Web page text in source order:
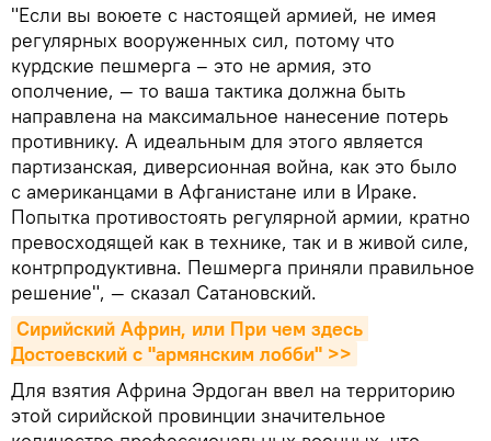
"Если вы воюете с настоящей армией, не имея
регулярных вооруженных сил, потому что
курдские пешмерга – это не армия, это
ополчение, — то ваша тактика должна быть
направлена на максимальное нанесение потерь
противнику. А идеальным для этого является
партизанская, диверсионная война, как это было
с американцами в Афганистане или в Ираке.
Попытка противостоять регулярной армии, кратно
превосходящей как в технике, так и в живой силе,
контрпродуктивна. Пешмерга приняли правильное
решение", — сказал Сатановский.
Сирийский Африн, или При чем здесь
Достоевский с "армянским лобби" >>
Для взятия Африна Эрдоган ввел на территорию
этой сирийской провинции значительное